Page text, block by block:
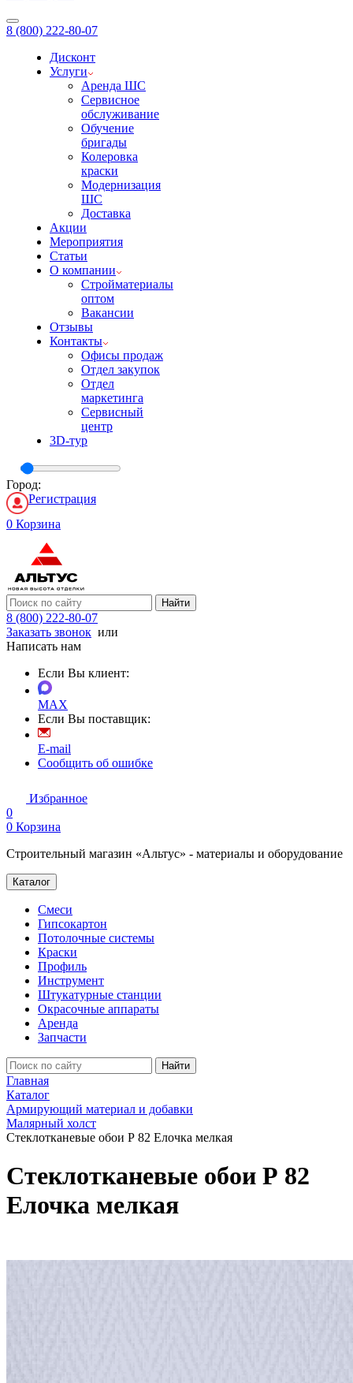
8 (800) 222-80-07
Дисконт
Услуги
Аренда ШС
Сервисное
обслуживание
Обучение
бригады
Колеровка
краски
Модернизация
ШС
Доставка
Акции
Мероприятия
Статьи
О компании
Стройматериалы
оптом
Вакансии
Отзывы
Контакты
Офисы продаж
Отдел закупок
Отдел
маркетинга
Сервисный
центр
3D-тур
Город:
Регистрация
0 Корзина
Найти
8 (800) 222-80-07
Заказать звонок или
Написать нам
Если Вы клиент:
MAX
Если Вы поставщик:
E-mail
Сообщить об ошибке
Избранное
0
0 Корзина
Строительный магазин «Альтус» - материалы и оборудование
Каталог
Смеси
Гипсокартон
Потолочные системы
Краски
Профиль
Инструмент
Штукатурные станции
Окрасочные аппараты
Аренда
Запчасти
Найти
Главная
Каталог
Армирующий материал и добавки
Малярный холст
Стеклотканевые обои Р 82 Елочка мелкая
Стеклотканевые обои Р 82
Елочка мелкая